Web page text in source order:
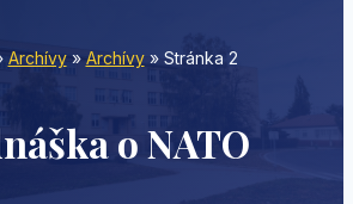
Archívy» Archívy» Stránka 2
o NATO